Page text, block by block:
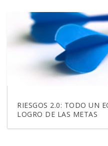
RIESGOS 2.0: TODO UN
LOGRO DE LAS METAS